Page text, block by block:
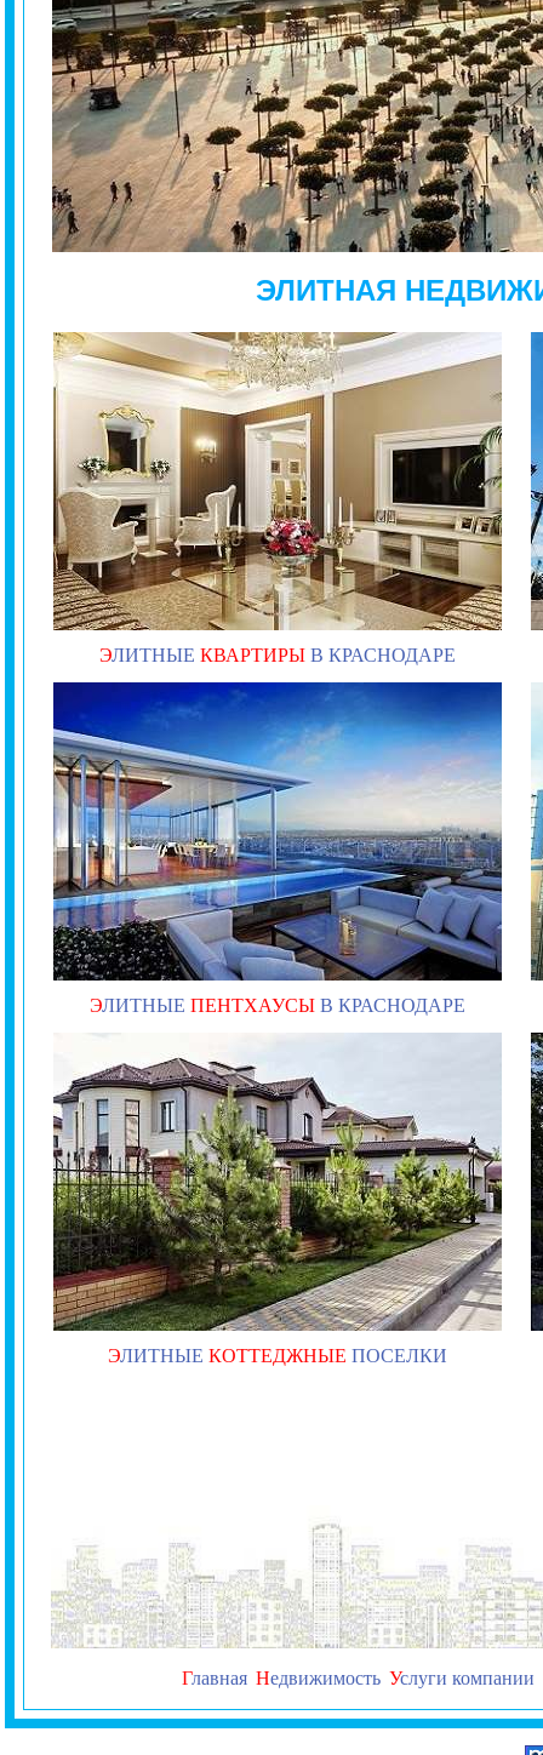
ЭЛИТНАЯ
ЭЛИТНЫЕ КВАРТИРЫ В КРАСНОДАРЕ
ЭЛИТНЫЕ ПЕНТХАУСЫ В КРАСНОДАРЕ
ЭЛИТНЫЕ КОТТЕДЖНЫЕ ПОСЕЛКИ
Главная Недвижимость Услуги компании